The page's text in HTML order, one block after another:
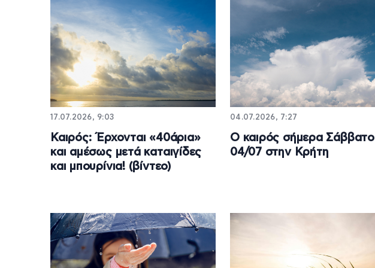
17.07.2026, 9:03
Καιρός: Έρχονται «40άρια»
και αμέσως μετά καταιγίδες
και μπουρίνια! (βίντεο)
04.07.2026, 7:27
Ο καιρός σήμερα Σάββατο
04/07 στην Κρήτη